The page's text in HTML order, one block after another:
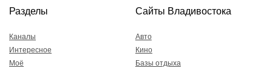
Разделы
Каналы
Интересное
Моё
Сайты Владивостока
Авто
Кино
Базы отдыха